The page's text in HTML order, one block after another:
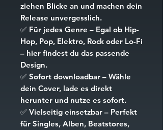
ziehen Blicke an und machen dein
Release unvergesslich.
✅ Für jedes Genre – Egal ob Hip-
Hop, Pop, Elektro, Rock oder Lo-Fi
– hier findest du das passende
Design.
✅ Sofort downloadbar – Wähle
dein Cover, lade es direkt
herunter und nutze es sofort.
✅ Vielseitig einsetzbar – Perfekt
für Singles, Alben, Beatstores,